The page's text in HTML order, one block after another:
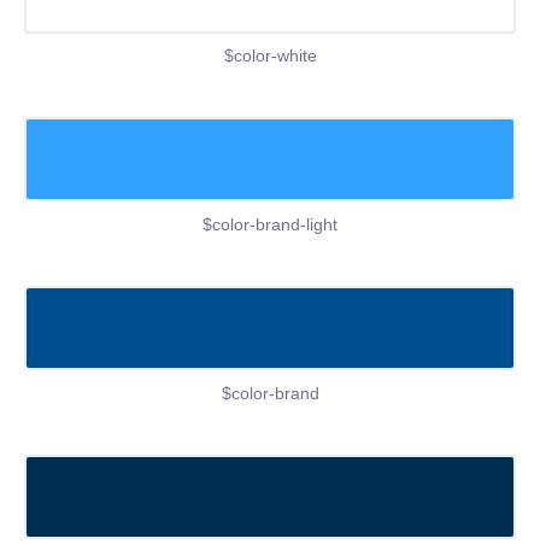
$color-white
$color-brand-light
$color-brand